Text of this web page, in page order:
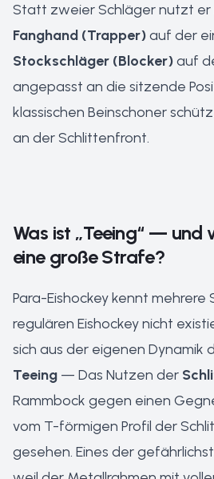
Statt zweier Schläger nutzt er
Fanghand (Trapper)auf der
Stockschläger (Blocker)auf
angepasst an die sitzende
klassischen Beinschoner
an der Schlittenfront.
Was ist „Teeing“ — und
eine große Strafe?
Para-Eishockey kennt mehrere
regulären Eishockey nicht
sich aus der eigenen Dynamik
Teeing — Das Nutzen der
Rammbock gegen einen
vom T-förmigen Profil der
gesehen. Eines der